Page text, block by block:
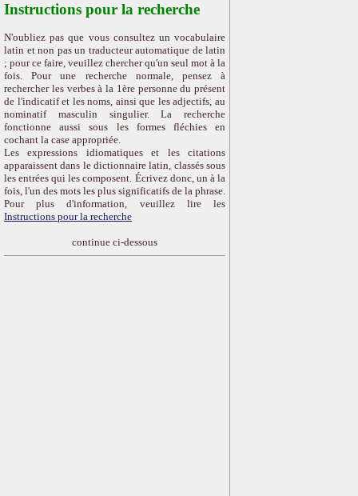
Instructions pour la recherche
N'oubliez pas que vous consultez un vocabulaire
latin et non pas un traducteur automatique de latin
; pour ce faire, veuillez chercher qu'un seul mot à la
fois. Pour une recherche normale, pensez à
rechercher les verbes à la 1ère personne du présent
de l'indicatif et les noms, ainsi que les adjectifs, au
nominatif masculin singulier. La recherche
fonctionne aussi sous les formes fléchies en
cochant la case appropriée.
Les expressions idiomatiques et les citations
apparaissent dans le dictionnaire latin, classés sous
les entrées qui les composent. Écrivez donc, un à la
fois, l'un des mots les plus significatifs de la phrase.
Pour plus d'information, veuillez lire les
Instructions pour la recherche
continue ci-dessous